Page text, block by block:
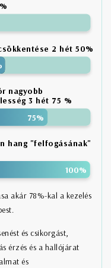
2 hét 50%
nagyobb
3 hét 75 %
hang "felfogásának"
akár 78%-kal a kezelés
és csikorgást,
érzés és a hallójárat
és